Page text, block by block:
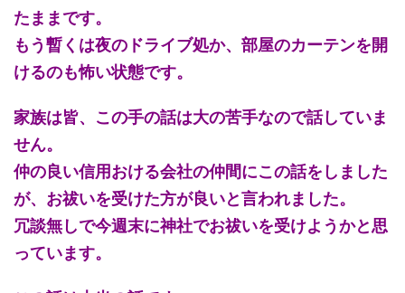
たままです。
もう暫くは夜のドライブ処か、部屋のカーテンを開
けるのも怖い状態です。
家族は皆、この手の話は大の苦手なので話していま
せん。
仲の良い信用おける会社の仲間にこの話をしました
が、お祓いを受けた方が良いと言われました。
冗談無しで今週末に神社でお祓いを受けようかと思
っています。